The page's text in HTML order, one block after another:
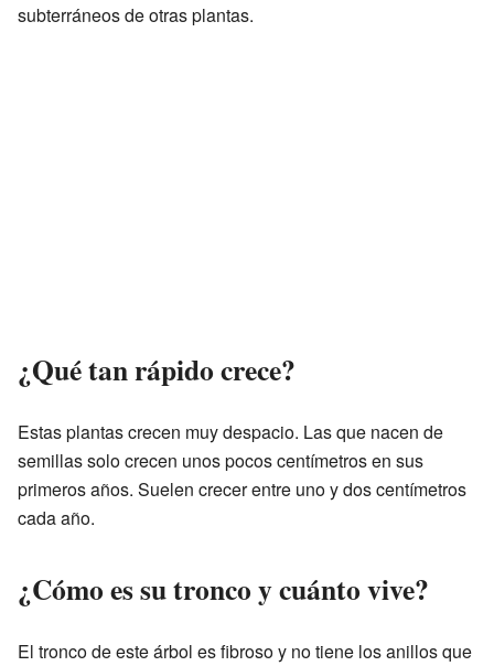
subterráneos de otras plantas.
¿Qué tan rápido crece?
Estas plantas crecen muy despacio. Las que nacen de
semillas solo crecen unos pocos centímetros en sus
primeros años. Suelen crecer entre uno y dos centímetros
cada año.
¿Cómo es su tronco y cuánto vive?
El tronco de este árbol es fibroso y no tiene los anillos que